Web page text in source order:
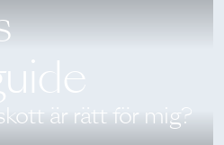
är rätt för mig?